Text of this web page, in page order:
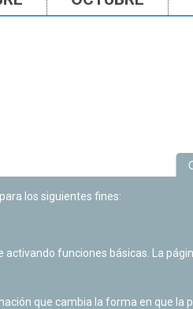
los siguientes fines:
funciones básicas. La
que cambia la forma en que